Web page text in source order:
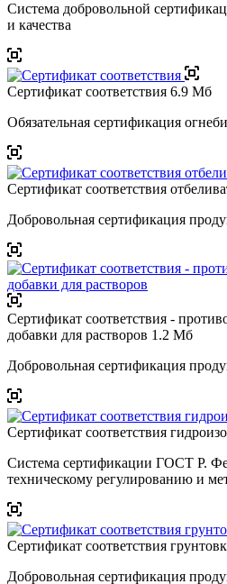
Система добровольной
и качества
Сертификат соответствия 6.9 Мб
Обязательная сертификация
Сертификат соответствия
Добровольная сертификация
Сертификат соответствия -
добавки для растворов 1.2 Мб
Добровольная сертификация
Сертификат соответствия
Система сертификации ГОСТ Р.
техническому регулированию и
Сертификат соответствия
Добровольная сертификация